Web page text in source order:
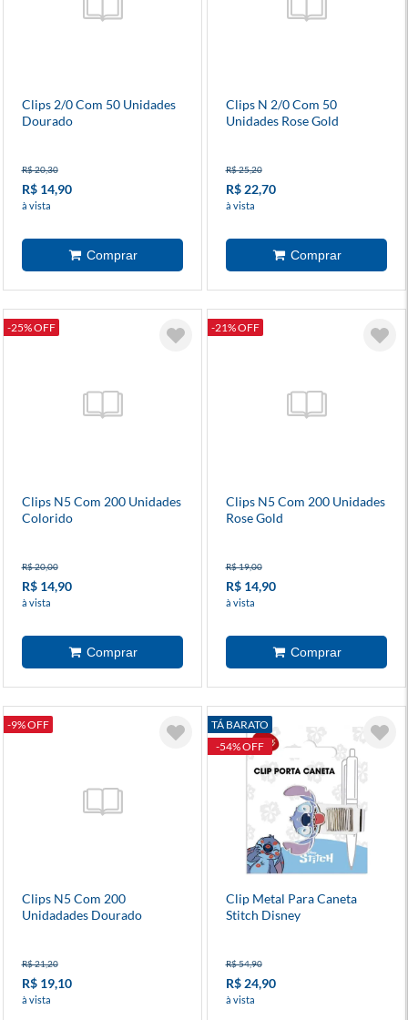
Clips 2/0 Com 50 Unidades
Dourado
R$ 20,30
R$ 14,90
à vista
Clips N 2/0 Com 50
Unidades Rose Gold
R$ 25,20
R$ 22,70
à vista
-25% OFF
Clips N5 Com 200 Unidades
Colorido
R$ 20,00
R$ 14,90
à vista
-21% OFF
Clips N5 Com 200 Unidades
Rose Gold
R$ 19,00
R$ 14,90
à vista
-9% OFF
Clips N5 Com 200
Unidadades Dourado
R$ 21,20
R$ 19,10
à vista
TÁ BARATO
-54% OFF
Clip Metal Para Caneta
Stitch Disney
R$ 54,90
R$ 24,90
à vista